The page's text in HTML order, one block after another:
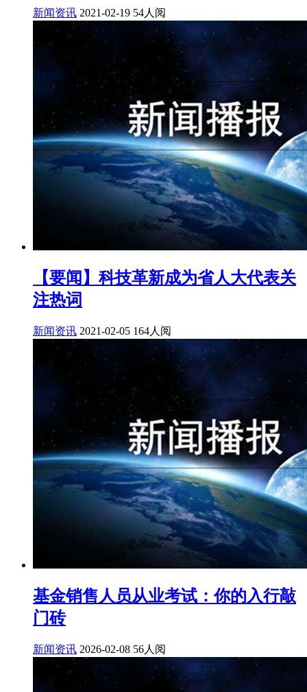
新闻资讯 2021-02-19 54人阅
【要闻】科技革新成为省人大代表关
注热词
新闻资讯 2021-02-05 164人阅
基金销售人员从业考试：你的入行敲
门砖
新闻资讯 2026-02-08 56人阅